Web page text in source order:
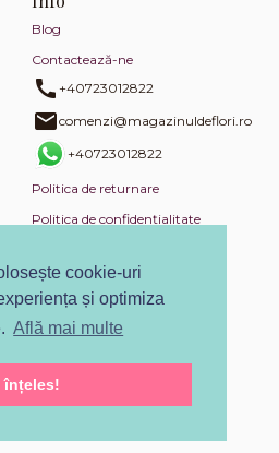
Blog
Contactează-ne
+40723012822
comenzi@magazinuldeflori.ro
+40723012822
Politica de returnare
Politica de confidențialitate
Termeni și condiții
ANPC
SOL
cookie-uri
și optimiza
Află mai multe
înțeles!